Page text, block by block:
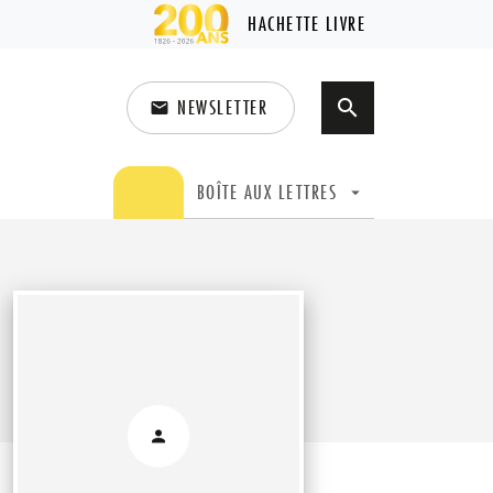
HACHETTE LIVRE
email NEWSLETTER search
BOÎTE AUX LETTRES arrow_drop_down